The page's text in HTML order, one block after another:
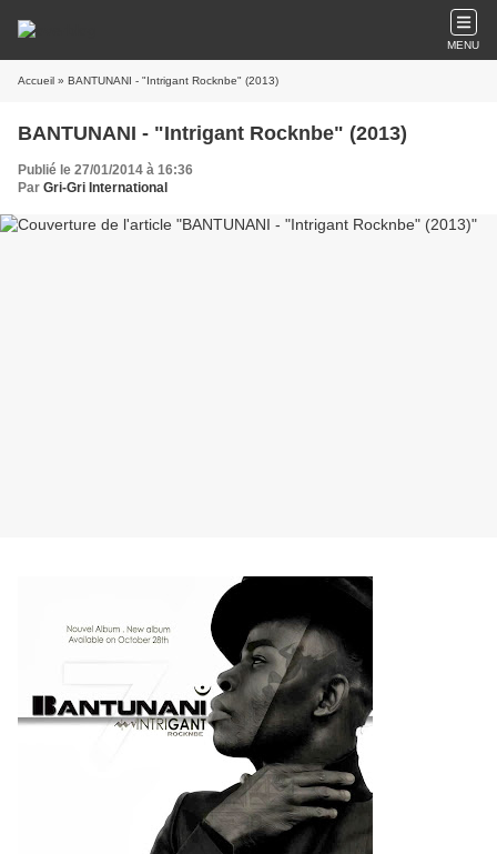
MENU
Accueil » BANTUNANI - "Intrigant Rocknbe" (2013)
BANTUNANI - "Intrigant Rocknbe" (2013)
Publié le 27/01/2014 à 16:36
Par Gri-Gri International